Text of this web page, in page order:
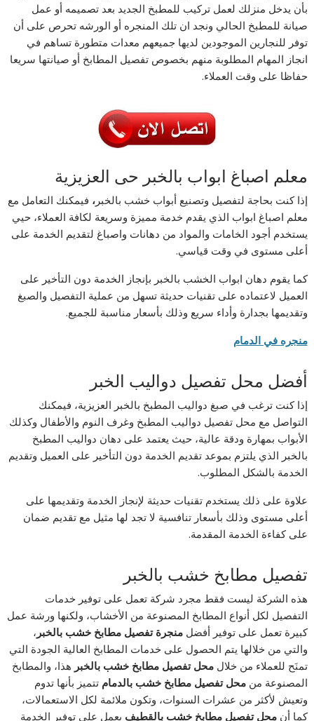
بأن يدخل منزلك لعمل تركيب للمطبخ الجديد بعد تصميمه أو عمل
صيانة للمطبخ الحالي ونجد ان تلك المنجره أو الورشه تحرص على أن
توفر للنجارين الموجودين لديها جميعهم معدات متطورة تساهم في
انجاز المهام المطلوبة منهم بخصوص تفصيل المطابخ أو صيانتها سريعا
حفاظا على وقت العملاء.
معلم اصباغ ابواب بالخبر حى العزيزية
إذا كنت بحاجة لتفصيل وتصنيع أبواب خشب بالخبر، فيمكنك التعامل مع
معلم اصباغ ابواب الذي يقدم خدمة مميزة وسريعة لكافة العملاء، حيي
يستخدم أجود الخامات والمواد من دهانات واصباغ لتقديم الخدمة على
أعلى مستوى في وقت قياسي.
كما يقوم دهان ابواب الخشب بالخبر بإنجاز الخدمة دون التأخير على
العميل لاعتماده على تقنيات حديثة تسهل من عملية التفصيل والصبغ
وتقديمها بجدارة وأداء سريع وذلك بأسعار مناسبة للجميع.
منجره في الدمام
أفضل محل تفصيل دواليب الخبر
إذا كنت ترغب في صبغ دواليب المطبخ بالخبر العزيزية، فيمكنك
التواصل مع محل تفصيل دواليب المطبخ وغرف النوم والأطفال وكذلك
الأبواب بمهارة ودقة عالية، حيث يعتمد على دهان دواليب المطبخ
بالخبر الذي يلتزم بموعد تقديم الخدمة دون التأخير على العميل وتقديم
الخدمة بالشكل المطلوب.
علاوة على ذلك يستخدم تقنيات حديثة لإنجاز الخدمة وتقديمها على
أعلى مستوى وذلك بأسعار تنافسية لا تجد لها مثيل مع تقديم ضمان
على كفاءة الخدمة المقدمة.
تفصيل مطابخ خشب بالخبر
هذه الشركة ليست فقط مجرد شركة تعمل على توفير خدمات
التفصيل لكل أنواع المطابخ المصنوعة من الأخشاب، ولكنها ورشة عمل
كبيرة تعمل على توفير أفضلمنجرة تفصيل مطابخ خشب بالخبر ،
والتي من خلالها يتم الحصول على خدمات المطابخ العالية الجودة التي
تمنَح للعملاء من خلالمحل تفصيل مطابخ خشب بالخبر هذا، والمطابخ
المصنوعة منمحل تفصيل مطابخ خشب بالدمام تتميز بأنها تدوم
وتعيش لأكثر من عشرات السنوات، وتكون ملائمة لكل الاستعمالات،
كما أنمحل تفصيل مطابخ خشب بالقطيف يعمل على توفير الخدمة